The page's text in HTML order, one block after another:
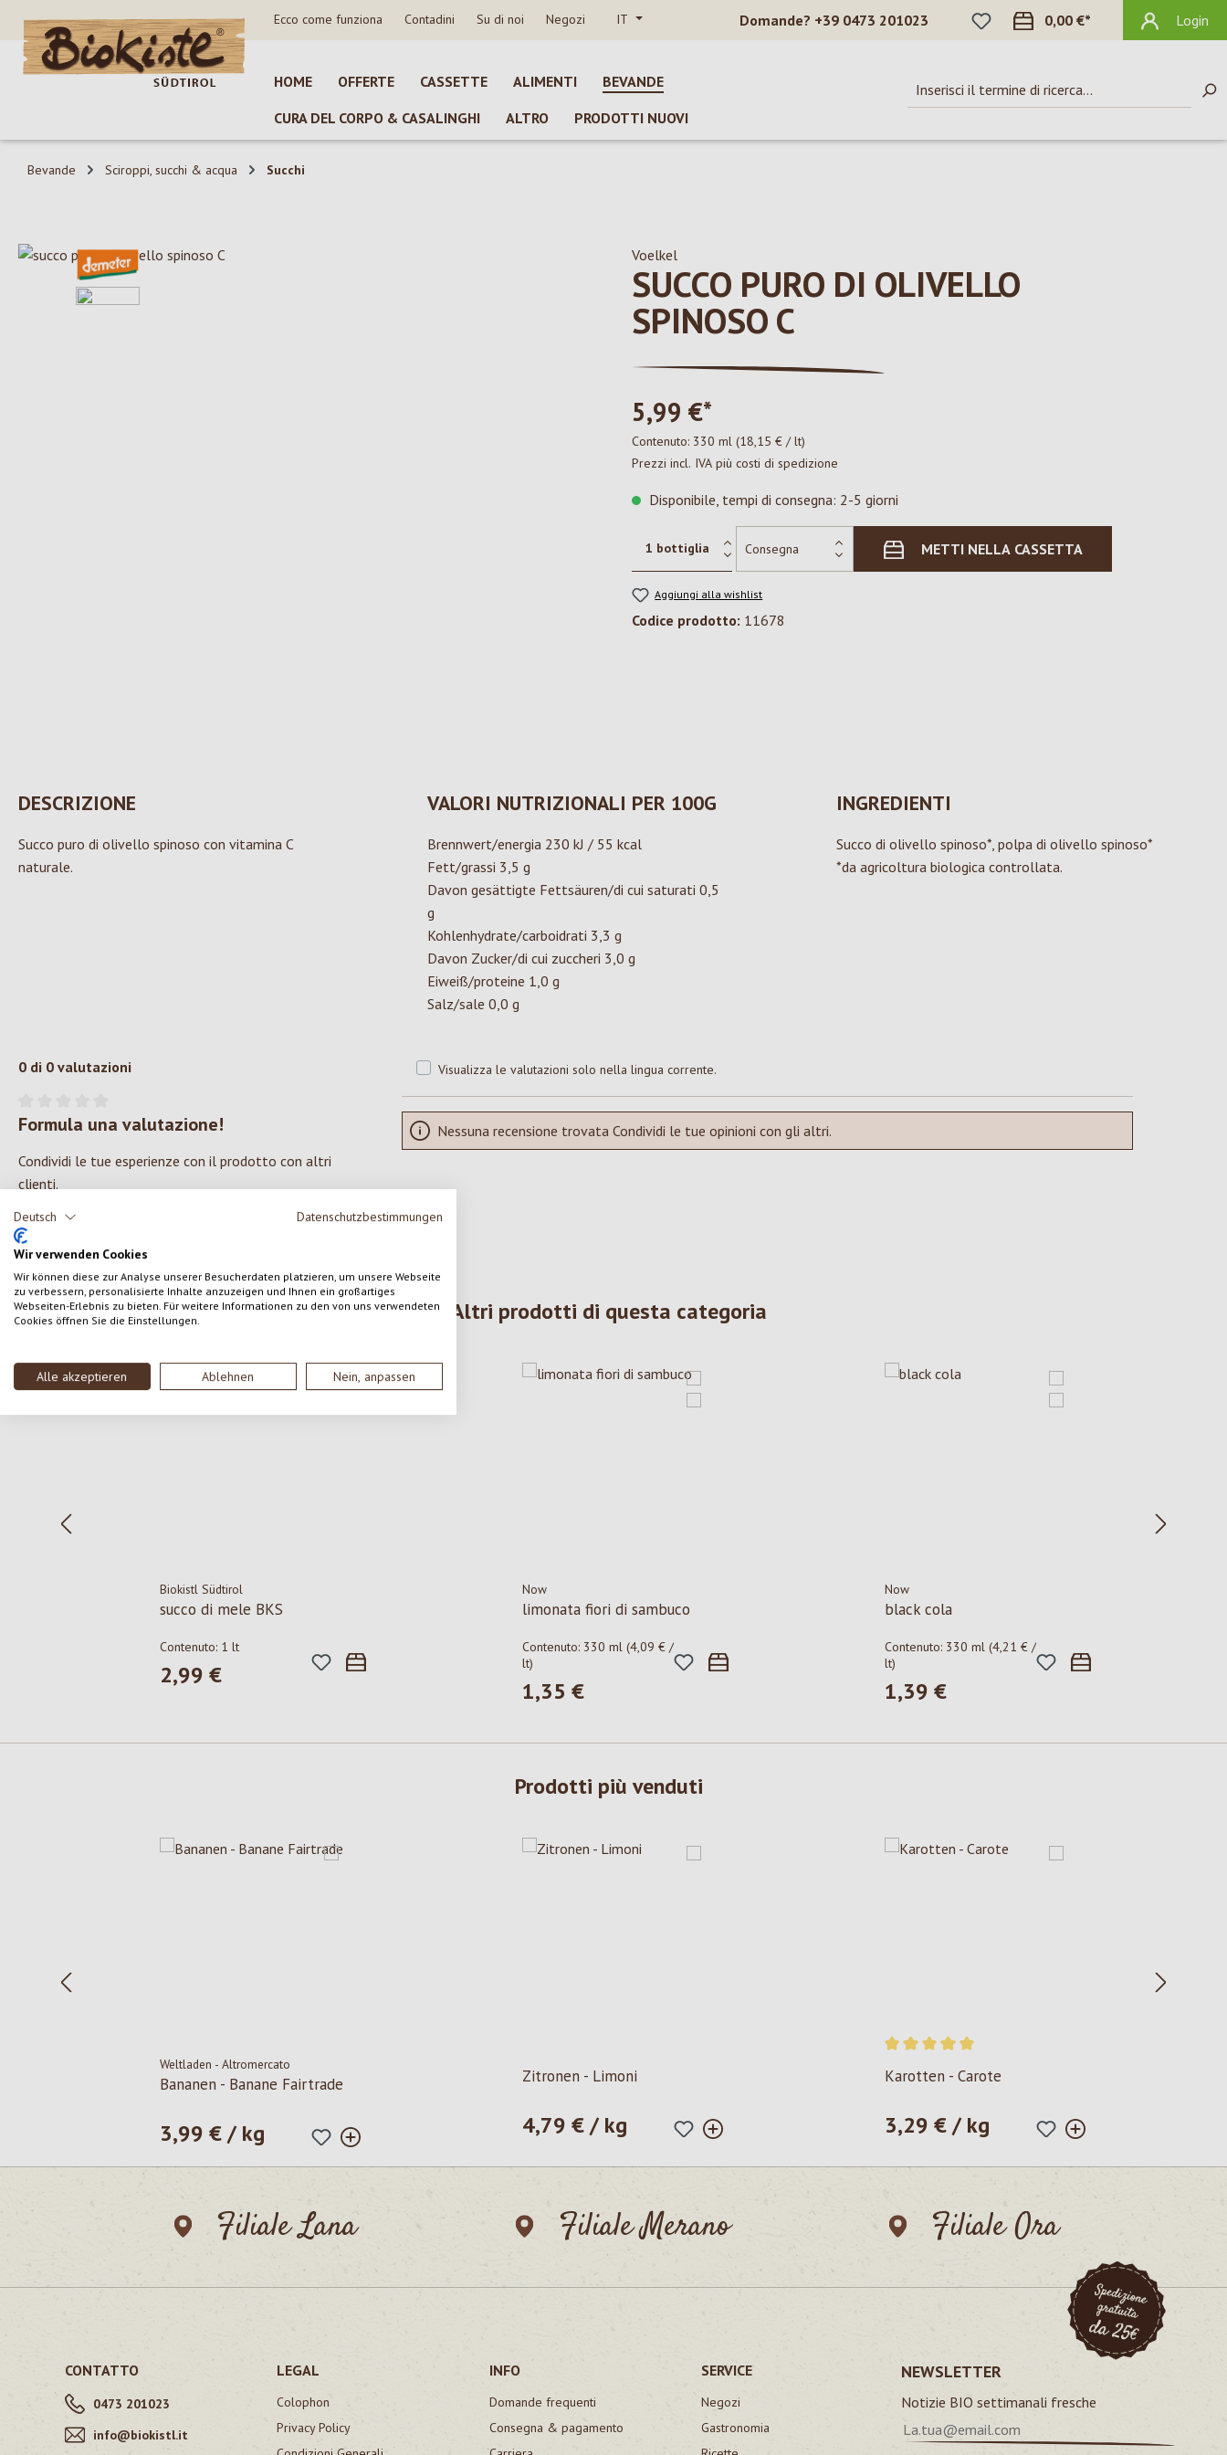
Deutsch Datenschutzbestimmungen
Wir verwenden Cookies
Wir können diese zur Analyse unserer Besucherdaten platzieren, um unsere Webseite
zu verbessern, personalisierte Inhalte anzuzeigen und Ihnen ein großartiges
Webseiten-Erlebnis zu bieten. Für weitere Informationen zu den von uns verwendeten
Cookies öffnen Sie die Einstellungen.
Alle akzeptieren Ablehnen Nein, anpassen
al contenuto principale
Salta alla ricerca
Passa alla navigazione principale Ecco come funziona Contadini Su di noi Negozi IT Domande? +39 0473 201023
HAI 0 ARTICOLI NELLA LISTA DEI
0,00 €* Login
HOME OFFERTE CASSETTE ALIMENTI
BEVANDE
CURA DEL CORPO & CASALINGHI
ALTRO PRODOTTI NUOVI
Bevande Sciroppi, succhi & acqua Succhi
Salta la galleria di immagini Voelkel
SUCCO PURO DI OLIVELLO
SPINOSO C
5,99 €*
Contenuto: 330 ml (18,15 € / lt)
Prezzi incl. IVA più costi di spedizione
Disponibile, tempi di consegna: 2-5 giorni
METTI NELLA CASSETTA
Aggiungi alla wishlist
Codice prodotto: 11678
DESCRIZIONE
Succo puro di olivello spinoso con vitamina C
naturale.
VALORI NUTRIZIONALI PER 100G
Brennwert/energia 230 kJ / 55 kcal
Fett/grassi 3,5 g
Davon gesättigte Fettsäuren/di cui saturati 0,5
g
Kohlenhydrate/carboidrati 3,3 g
Davon Zucker/di cui zuccheri 3,0 g
Eiweiß/proteine 1,0 g
Salz/sale 0,0 g
INGREDIENTI
Succo di olivello spinoso*, polpa di olivello spinoso*
*da agricoltura biologica controllata.
0 di 0 valutazioni
Valutazione media di 0 su 5 stelle
Formula una valutazione!
Condividi le tue esperienze con il prodotto con altri
clienti.
Visualizza le valutazioni solo nella lingua corrente.
Nessuna recensione trovata Condividi le tue opinioni con gli altri.
Altri prodotti di questa categoria
Biokistl Südtirol
succo di mele BKS
Contenuto: 1 lt
Prezzo normale:
2,99 €
Now
limonata fiori di sambuco
Contenuto: 330 ml (4,09 € /
lt)
Prezzo normale:
1,35 €
Now
black cola
Contenuto: 330 ml (4,21 € /
lt)
Prezzo normale:
1,39 €
Prodotti più venduti
Weltladen - Altromercato
Bananen - Banane Fairtrade
Prezzo normale:
3,99 € / kg
Zitronen - Limoni
Prezzo normale:
4,79 € / kg
Valutazione media di 5 su 5 stelle
Karotten - Carote
Prezzo normale:
3,29 € / kg
Filiale Lana Filiale Merano Filiale Ora
CONTATTO
0473 201023
info@biokistl.it
LEGAL
Colophon
Privacy Policy
INFO
Domande frequenti
Consegna & pagamento
SERVICE
Negozi
Gastronomia
NEWSLETTER
Notizie BIO settimanali fresche